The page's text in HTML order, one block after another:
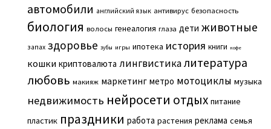
автомобили английский язык антивирус безопасность
биология волосы генеалогия глаза дети животные
запах здоровье зубы игры ипотека история книги кофе
кошки криптовалюта лингвистикалитература
любовь макияж маркетинг метро мотоциклы музыка
недвижимость нейросети отдых питание
пластик праздники работа растения реклама семья